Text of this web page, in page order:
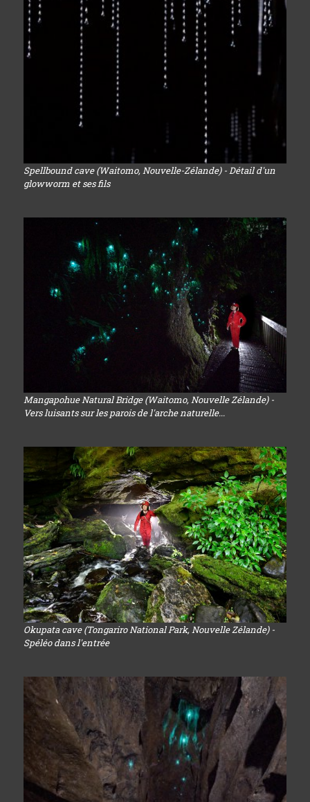
Spellbound cave (Waitomo, Nouvelle-Zélande) - Détail d'un
glowworm et ses fils
Mangapohue Natural Bridge (Waitomo, Nouvelle Zélande) -
Vers luisants sur les parois de l'arche naturelle...
Okupata cave (Tongariro National Park, Nouvelle Zélande) -
Spéléo dans l'entrée